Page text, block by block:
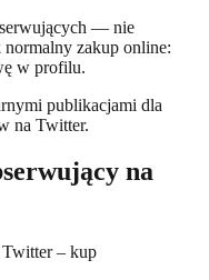
— nie
normalny zakup online:
w profilu.
publikacjami dla
na Twitter.
na
– kup